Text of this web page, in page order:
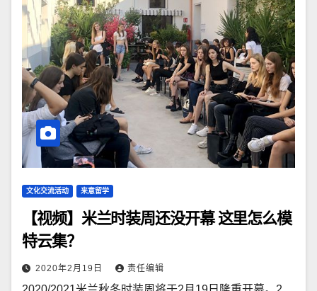
文化交流活动 来意留学
【视频】米兰时装周还没开幕 这里怎么模
特云集？
2020年2月19日 责任编辑